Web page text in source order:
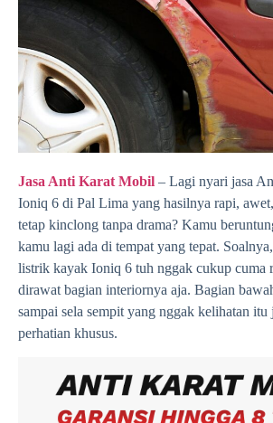
Jasa Anti Karat Mobil – Lagi nyari jasa
Ioniq 6 di Pal Lima yang hasilnya rapi,
tetap kinclong tanpa drama? Kamu
kamu lagi ada di tempat yang tepat.
listrik kayak Ioniq 6 tuh nggak cukup cuma
dirawat bagian interiornya aja. Bagian
sampai sela sempit yang nggak kelihatan itu
perhatian khusus.